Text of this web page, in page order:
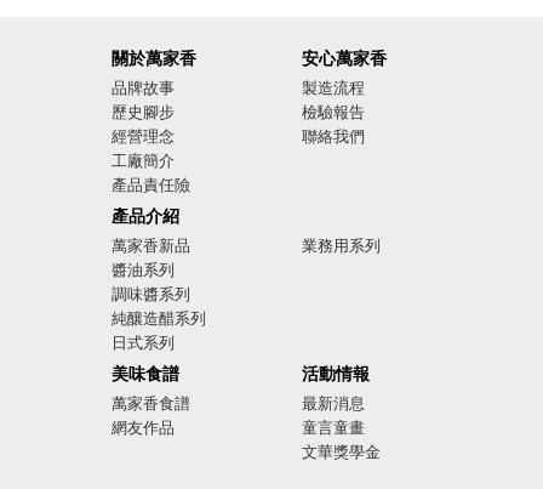
關於萬家香
品牌故事
歷史腳步
經營理念
工廠簡介
產品責任險
廣告影音
產品介紹
萬家香新品
醬油系列
調味醬系列
純釀造醋系列
日式系列
業務用系列
美味食譜
萬家香食譜
網友作品
安心萬家香
製造流程
檢驗報告
聯絡我們
活動情報
最新消息
童言童畫
文華獎學金